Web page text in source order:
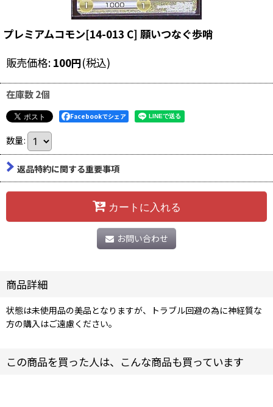
プレミアムコモン[14-013 C] 願いつなぐ歩哨
販売価格: 100円(税込)
在庫数 2個
Facebookでシェア
数量:
返品特約に関する重要事項
カートに入れる
お問い合わせ
商品詳細
状態は未使用品の美品となりますが、トラブル回避の為に神経質な
方の購入はご遠慮ください。
この商品を買った人は、こんな商品も買っています